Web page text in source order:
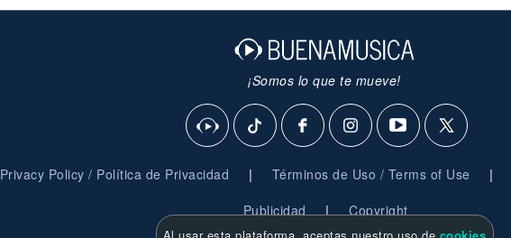
¡Somos lo que te mueve!
Privacy Policy / Política de Privacidad | Términos de Uso / Terms of Use |
Publicidad | Copyright